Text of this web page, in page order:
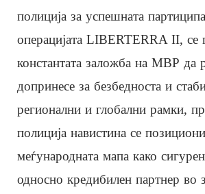
полиција за успешната
операцијата LIBERTERRA II, се
константата заложба на МВР да
допринесе за безбедноста и
регионални и глобални рамки,
полиција навистина се
меѓународната мапа како
односно кредибилен партнер во